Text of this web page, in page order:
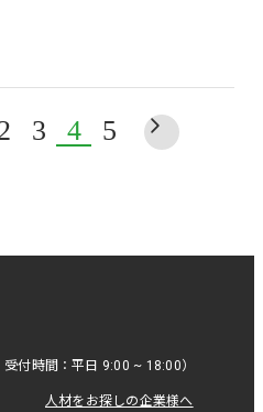
3 4 5
付時間：平日 9:00 ~ 18:00）
人材をお探しの企業様へ